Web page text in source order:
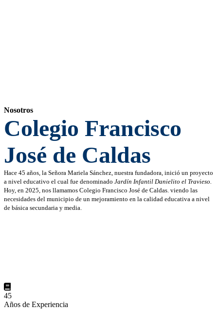
Nosotros
Colegio Francisco
José de Caldas
Hace 45 años, la Señora Mariela Sánchez, nuestra fundadora, inició un proyecto
a nivel educativo el cual fue denominado Jardín Infantil Danielito el Travieso.
Hoy, en 2025, nos llamamos Colegio Francisco José de Caldas. viendo las
necesidades del municipio de un mejoramiento en la calidad educativa a nivel
de básica secundaria y media.
45
Años de Experiencia